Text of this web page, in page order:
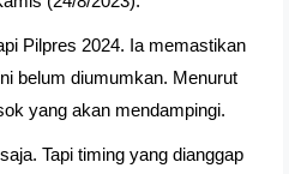
Pilpres 2024. Ia memastikan
belum diumumkan. Menurut
yang akan mendampingi.
Tapi timing yang dianggap